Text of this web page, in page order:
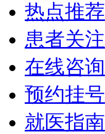
热点推荐
患者关注
在线咨询
预约挂号
就医指南